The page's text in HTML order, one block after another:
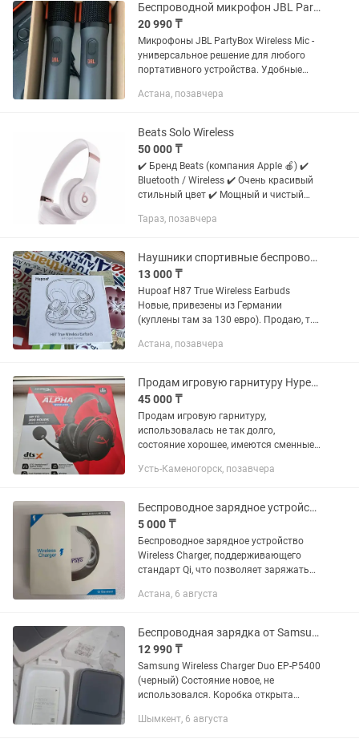
Беспроводной микрофон JBL PartyBox Wireless Mic (2 шт)
20 990 ₸
Микрофоны JBL PartyBox Wireless Mic -
универсальное решение для любого
портативного устройства. Удобные
шт имеют встроенные аккумуляторы и
Астана, позавчера
Beats Solo Wireless
50 000 ₸
✔️ Бренд Beats (компания Apple 🍎) ✔️
Bluetooth / Wireless ✔️ Очень красивый
стильный цвет ✔️ Мощный и чистый
Удобные и лёгкие ✔️ Есть чехол
Тараз, позавчера
Наушники спортивные беспроводные
13 000 ₸
Hupoaf H87 True Wireless Earbuds
Новые, привезены из Германии
(куплены там за 130 евро). Продаю, т.к.
Астана, позавчера
Продам игровую гарнитуру HyperX Cloud Alpha Wireless
45 000 ₸
Продам игровую гарнитуру,
использовалась не так долго,
состояние хорошее, имеются сменные
долго, звук очень хороший, как в играх,
Усть-Каменогорск, позавчера
Беспроводное зарядное устройство Wireless Charger
5 000 ₸
Беспроводное зарядное устройство
Wireless Charger, поддерживающего
стандарт Qi, что позволяет заряжать
использования кабелей.
Астана, 6 августа
Беспроводная зарядка от Samsung Charger Duo
12 990 ₸
Samsung Wireless Charger Duo EP-P5400
(черный) Состояние новое, не
использовался. Коробка открыта
комплект, есть чек. Заряжает 2
Шымкент, 6 августа